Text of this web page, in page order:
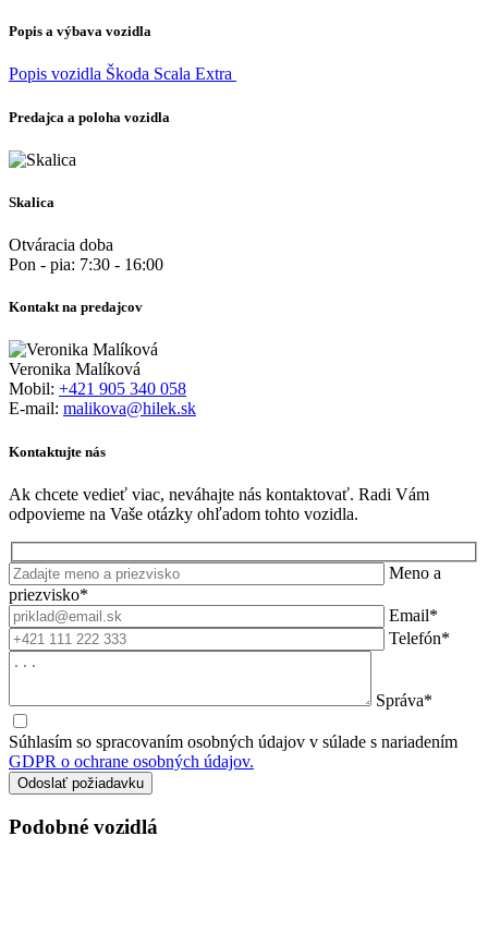
Popis a výbava vozidla
Popis vozidla Škoda Scala Extra
Predajca a poloha vozidla
Skalica
Otváracia doba
Pon - pia: 7:30 - 16:00
Kontakt na predajcov
Veronika Malíková
Mobil: +421 905 340 058
E-mail: malikova@hilek.sk
Kontaktujte nás
Ak chcete vedieť viac, neváhajte nás kontaktovať. Radi Vám
odpovieme na Vaše otázky ohľadom tohto vozidla.
Meno a
priezvisko*
Email*
Telefón*
Správa*
Súhlasím so spracovaním osobných údajov v súlade s nariadením
GDPR o ochrane osobných údajov.
Podobné vozidlá